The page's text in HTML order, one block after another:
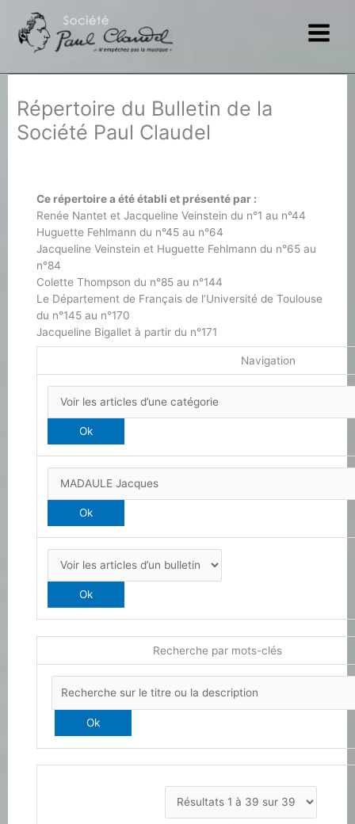
contenu
Répertoire du Bulletin de la
Société Paul Claudel
Ce répertoire a été établi et présenté par :
Renée Nantet et Jacqueline Veinstein du n°1 au n°44
Huguette Fehlmann du n°45 au n°64
Jacqueline Veinstein et Huguette Fehlmann du n°65 au
n°84
Colette Thompson du n°85 au n°144
Le Département de Français de l’Université de Toulouse
du n°145 au n°170
Jacqueline Bigallet à partir du n°171
Navigation
Recherche par mots-clés